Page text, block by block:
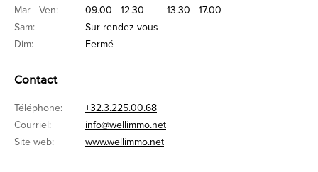
Mar - Ven:
09.00 - 12.30 — 13.30 - 17.00
Sam:
Sur rendez-vous
Dim:
Fermé
Contact
Téléphone:
+32.3.225.00.68
Courriel:
info@wellimmo.net
Site web:
www.wellimmo.net